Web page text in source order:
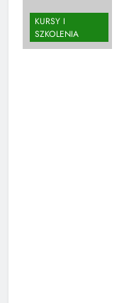
KURSY I
SZKOLENIA